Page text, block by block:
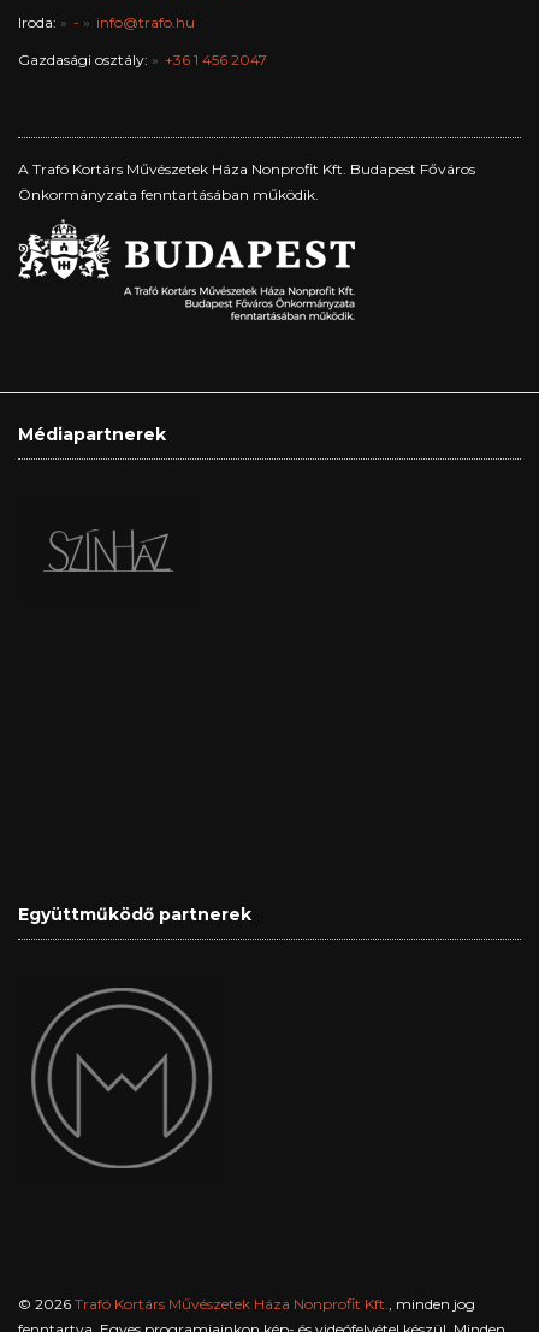
Iroda: - info@trafo.hu
Gazdasági osztály: +36 1 456 2047
A Trafó Kortárs Művészetek Háza Nonprofit Kft. Budapest Főváros
Önkormányzata fenntartásában működik.
Médiapartnerek
Együttműködő partnerek
© 2026 Trafó Kortárs Művészetek Háza Nonprofit Kft., minden jog